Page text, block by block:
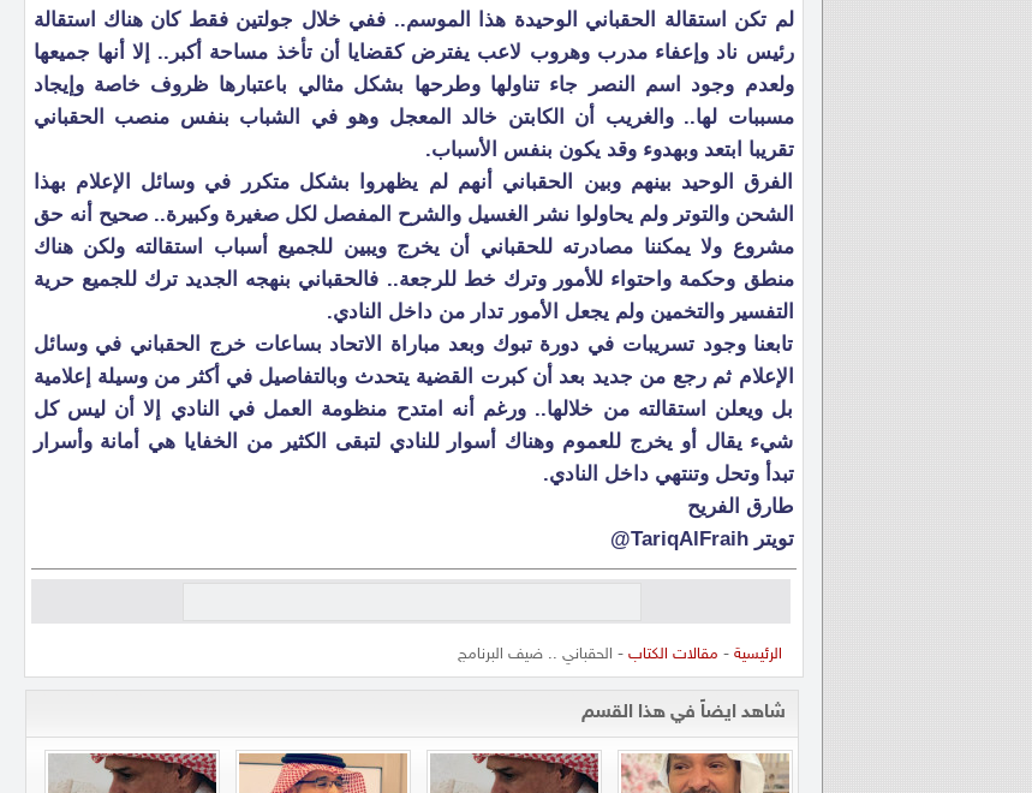
لم تكن استقالة الحقباني الوحيدة هذا الموسم.. ففي خلال جولتين فقط كان هناك استقالة
رئيس ناد وإعفاء مدرب وهروب لاعب يفترض كقضايا أن تأخذ مساحة أكبر.. إلا أنها جميعها
ولعدم وجود اسم النصر جاء تناولها وطرحها بشكل مثالي باعتبارها ظروف خاصة وإيجاد
مسببات لها.. والغريب أن الكابتن خالد المعجل وهو في الشباب بنفس منصب الحقباني
تقريبا ابتعد وبهدوء وقد يكون بنفس الأسباب.
الفرق الوحيد بينهم وبين الحقباني أنهم لم يظهروا بشكل متكرر في وسائل الإعلام بهذا
الشحن والتوتر ولم يحاولوا نشر الغسيل والشرح المفصل لكل صغيرة وكبيرة.. صحيح أنه حق
مشروع ولا يمكننا مصادرته للحقباني أن يخرج ويبين للجميع أسباب استقالته ولكن هناك
منطق وحكمة واحتواء للأمور وترك خط للرجعة.. فالحقباني بنهجه الجديد ترك للجميع حرية
التفسير والتخمين ولم يجعل الأمور تدار من داخل النادي.
تابعنا وجود تسريبات في دورة تبوك وبعد مباراة الاتحاد بساعات خرج الحقباني في وسائل
الإعلام ثم رجع من جديد بعد أن كبرت القضية يتحدث وبالتفاصيل في أكثر من وسيلة إعلامية
بل ويعلن استقالته من خلالها.. ورغم أنه امتدح منظومة العمل في النادي إلا أن ليس كل
شيء يقال أو يخرج للعموم وهناك أسوار للنادي لتبقى الكثير من الخفايا هي أمانة وأسرار
تبدأ وتحل وتنتهي داخل النادي.
طارق الفريح
تويتر TariqAlFraih@
الرئيسية - مقالات الكتاب - الحقباني .. ضيف البرنامج
شاهد ايضاً في هذا القسم